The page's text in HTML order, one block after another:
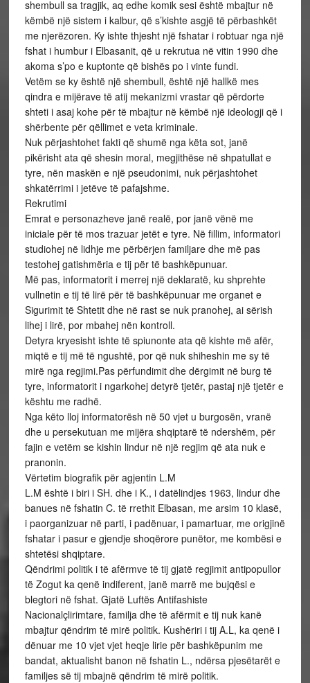
shembull sa tragjik, aq edhe komik sesi është mbajtur në
këmbë një sistem i kalbur, që s’kishte asgjë të përbashkët
me njerëzoren. Ky ishte thjesht një fshatar i robtuar nga një
fshat i humbur i Elbasanit, që u rekrutua në vitin 1990 dhe
akoma s’po e kuptonte që bishës po i vinte fundi.
Vetëm se ky është një shembull, është një hallkë mes
qindra e mijërave të atij mekanizmi vrastar që përdorte
shteti i asaj kohe për të mbajtur në këmbë një ideologji që i
shërbente për qëllimet e veta kriminale.
Nuk përjashtohet fakti që shumë nga këta sot, janë
pikërisht ata që shesin moral, megjithëse në shpatullat e
tyre, nën maskën e një pseudonimi, nuk përjashtohet
shkatërrimi i jetëve të pafajshme.
Rekrutimi
Emrat e personazheve janë realë, por janë vënë me
iniciale për të mos trazuar jetët e tyre. Në fillim, informatori
studiohej në lidhje me përbërjen familjare dhe më pas
testohej gatishmëria e tij për të bashkëpunuar.
Më pas, informatorit i merrej një deklaratë, ku shprehte
vullnetin e tij të lirë për të bashkëpunuar me organet e
Sigurimit të Shtetit dhe në rast se nuk pranohej, ai sërish
lihej i lirë, por mbahej nën kontroll.
Detyra kryesisht ishte të spiunonte ata që kishte më afër,
miqtë e tij më të ngushtë, por që nuk shiheshin me sy të
mirë nga regjimi.Pas përfundimit dhe dërgimit në burg të
tyre, informatorit i ngarkohej detyrë tjetër, pastaj një tjetër e
kështu me radhë.
Nga këto lloj informatorësh në 50 vjet u burgosën, vranë
dhe u persekutuan me mijëra shqiptarë të ndershëm, për
fajin e vetëm se kishin lindur në një regjim që ata nuk e
pranonin.
Vërtetim biografik për agjentin L.M
L.M është i biri i SH. dhe i K., i datëlindjes 1963, lindur dhe
banues në fshatin C. të rrethit Elbasan, me arsim 10 klasë,
i paorganizuar në parti, i padënuar, i pamartuar, me origjinë
fshatar i pasur e gjendje shoqërore punëtor, me kombësi e
shtetësi shqiptare.
Qëndrimi politik i të afërmve të tij gjatë regjimit antipopullor
të Zogut ka qenë indiferent, janë marrë me bujqësi e
blegtori në fshat. Gjatë Luftës Antifashiste
Nacionalçlirimtare, familja dhe të afërmit e tij nuk kanë
mbajtur qëndrim të mirë politik. Kushëriri i tij A.L, ka qenë i
dënuar me 10 vjet vjet heqje lirie për bashkëpunim me
bandat, aktualisht banon në fshatin L., ndërsa pjesëtarët e
familjes së tij mbajnë qëndrim të mirë politik.